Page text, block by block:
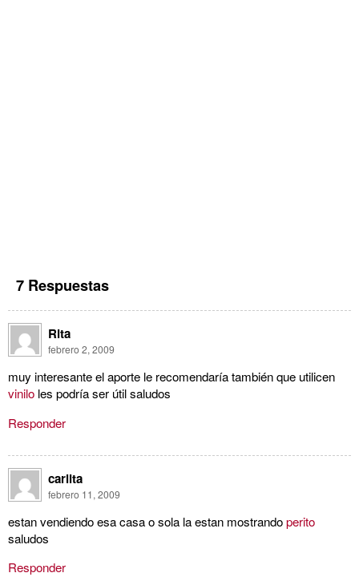
7 Respuestas
Rita
febrero 2, 2009
muy interesante el aporte le recomendaría también que utilicen
vinilo les podría ser útil saludos
Responder
carlita
febrero 11, 2009
estan vendiendo esa casa o sola la estan mostrandoperito
saludos
Responder